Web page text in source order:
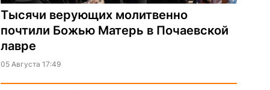
Тысячи верующих молитвенно
почтили Божью Матерь в Почаевской
лавре
05 Августа 17:49